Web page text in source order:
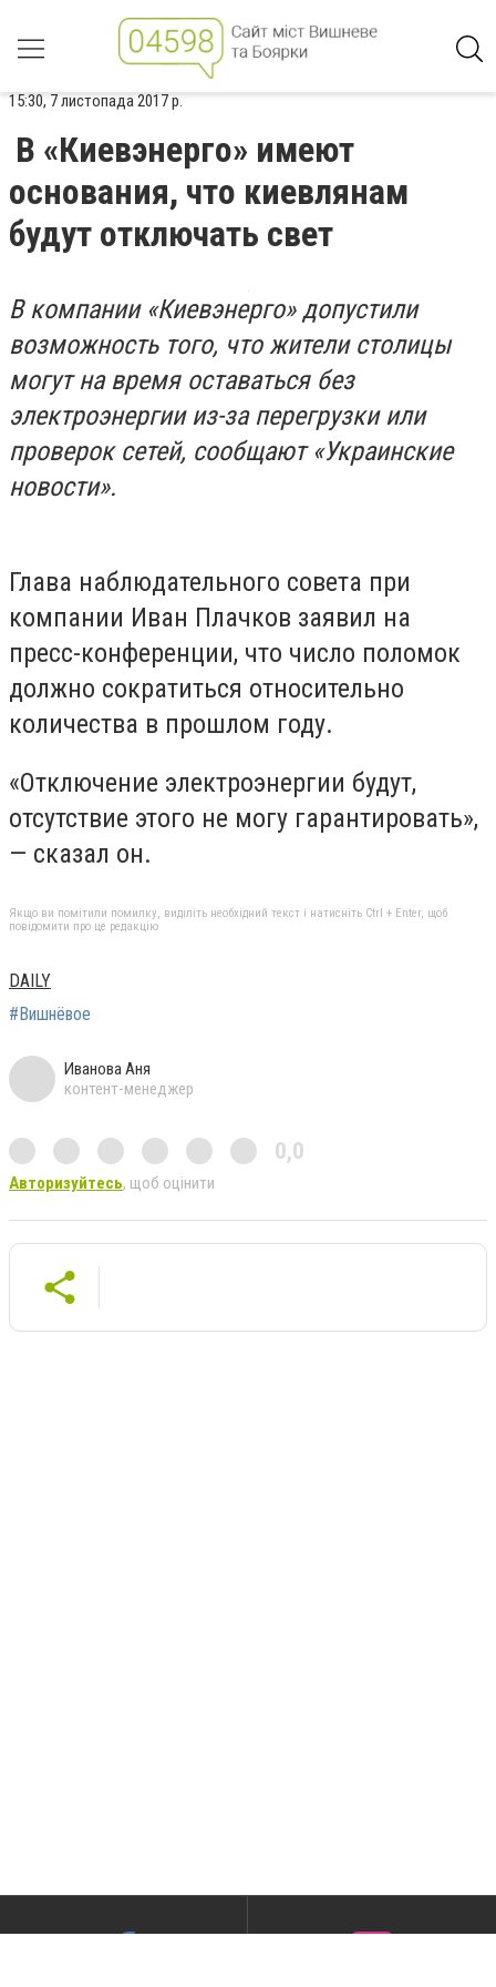
15:30, 7 листопада 2017 р.
В «Киевэнерго» имеют
основания, что киевлянам
будут отключать свет
В компании «Киевэнерго» допустили
возможность того, что жители столицы
могут на время оставаться без
электроэнергии из-за перегрузки или
проверок сетей, сообщают «Украинские
новости».
Глава наблюдательного совета при
компании Иван Плачков заявил на
пресс-конференции, что число поломок
должно сократиться относительно
количества в прошлом году.
«Отключение электроэнергии будут,
отсутствие этого не могу гарантировать»,
— сказал он.
Якщо ви помітили помилку, виділіть необхідний текст і натисніть Ctrl + Enter, щоб
повідомити про це редакцію
DAILY
#Вишнёвое
Иванова Аня
контент-менеджер
0,0
Авторизуйтесь, щоб оцінити